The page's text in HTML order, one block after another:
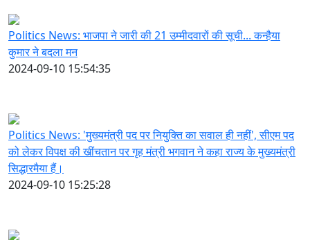
Politics News: भाजपा ने जारी की 21 उम्मीदवारों की सूची... कन्हैया
कुमार ने बदला मन
2024-09-10 15:54:35
Politics News: 'मुख्यमंत्री पद पर नियुक्ति का सवाल ही नहीं', सीएम पद
को लेकर विपक्ष की खींचतान पर गृह मंत्री भगवान ने कहा राज्य के मुख्यमंत्री
सिद्धारमैया हैं।
2024-09-10 15:25:28